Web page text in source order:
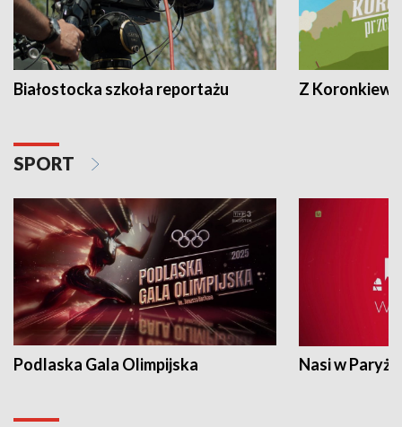
Białostocka szkoła reportażu Z
SPORT
Podlaska Gala Olimpijska Nasi w Paryżu